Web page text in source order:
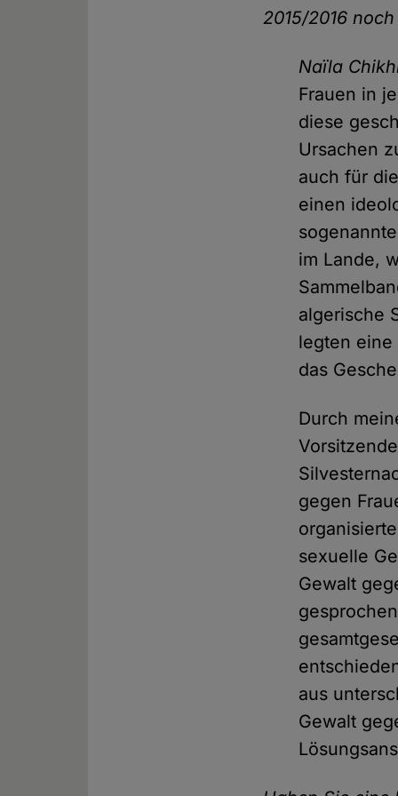
2015/2016
Naïla
Frauen in
diese
Ursachen
auch für
einen
im Lande,
algerische
legten eine
das
Durch
gegen
sexuelle
Gewalt
aus
Gewalt